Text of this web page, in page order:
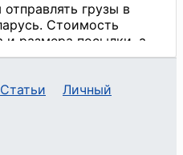
Статьи
Личный